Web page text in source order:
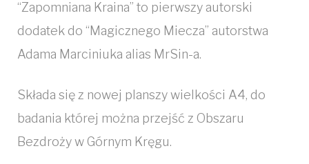
“Zapomniana Kraina” to pierwszy autorski
dodatek do “Magicznego Miecza” autorstwa
Adama Marciniuka alias MrSin-a.
Składa się z nowej planszy wielkości A4, do
badania której można przejść z Obszaru
Bezdroży w Górnym Kręgu.